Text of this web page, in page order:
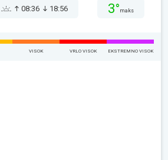
08:36 18:56 3° maks
VISOK VRLO VISOK EKSTREMNO VISOK